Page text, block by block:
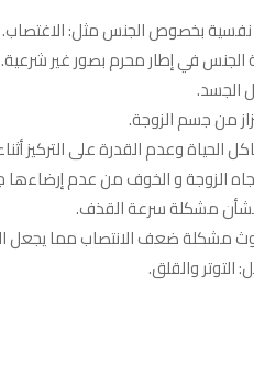
بخصوص الجنس مثل: الاغتصاب.
في إطار محرم بصور غير شرعية.
الجسد.
من جسم الزوجة.
الحياة وعدم القدرة على التركيز
الزوجة و الخوف من عدم إرضاءها
بشأن مشكلة سرعة القذف.
مشكلة ضعف الانتصاب مما يجعل
والقلق.